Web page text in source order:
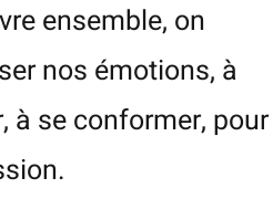
ensemble, on
nos émotions, à
à se conformer, pour